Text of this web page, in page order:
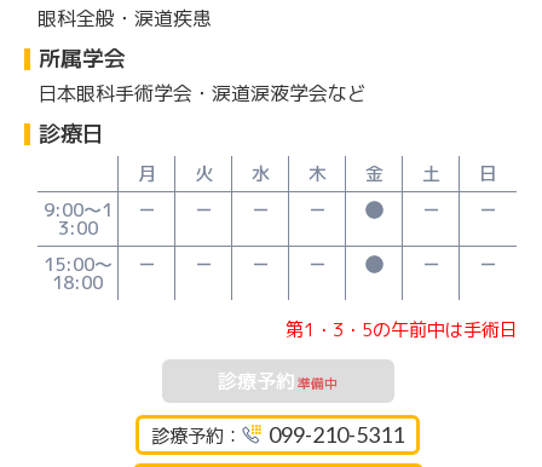
眼科全般・涙道疾患
所属学会
日本眼科手術学会・涙道涙液学会など
診療日
月 火 水 木 金 土
日
9:00〜1
3:00
15:00〜
18:00
第1・3・5の午前中は手術日
診療予約準備中
診療予約： 099-210-5311